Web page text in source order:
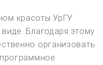
красоты УрГУ
Благодаря этому
организовать